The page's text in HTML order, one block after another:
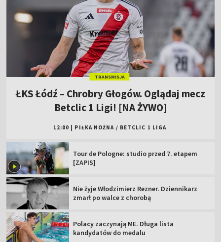
TRANSMISJA
ŁKS Łódź – Chrobry Głogów. Oglądaj mecz
Betclic 1 Ligi! [NA ŻYWO]
12:00 PIŁKA NOŻNA / BETCLIC 1 LIGA
Tour de Pologne: studio przed 7. etapem
[ZAPIS]
Nie żyje Włodzimierz Rezner. Dziennikarz
zmarł po walce z chorobą
Polacy zaczynają ME. Długa lista
kandydatów do medalu